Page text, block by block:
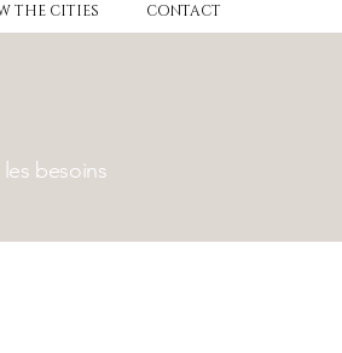
THE CITIES CONTACT
besoins